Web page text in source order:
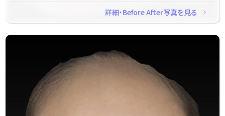
詳細・Before After写真を見る navigate_next